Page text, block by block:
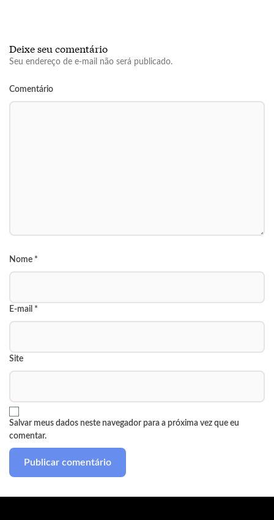
Deixe seu comentário
Seu endereço de e-mail não será publicado.
Comentário
Nome *
E-mail *
Site
Salvar meus dados neste navegador para a próxima vez que eu
comentar.